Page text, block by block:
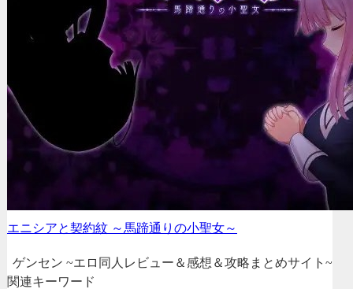
エニシアと契約紋 ～馬蹄通りの小聖女～
ゲンセン ~エロ同人レビュー＆感想＆攻略まとめサイト~
関連キーワード